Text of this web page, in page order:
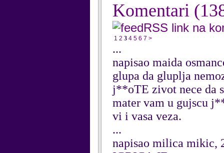
Komentari
RSS link na
1 2 3 4 5 6 7 >
...
napisao maida
glupa da gluplja
j**oTE zivot nece da
mater vam u gujscu
vi i vasa veza.
...
napisao milica mikic,